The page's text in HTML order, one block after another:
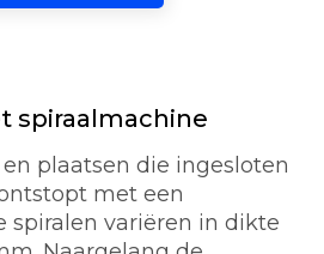
spiraalmachine
plaatsen die ingesloten
met een
spiralen variëren in dikte